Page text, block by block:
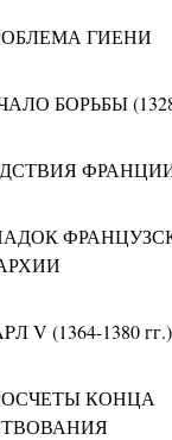
ГИЕНИ
БОРЬБЫ
ФРАНЦИИ
V (1364-1380 гг.)
КОНЦА